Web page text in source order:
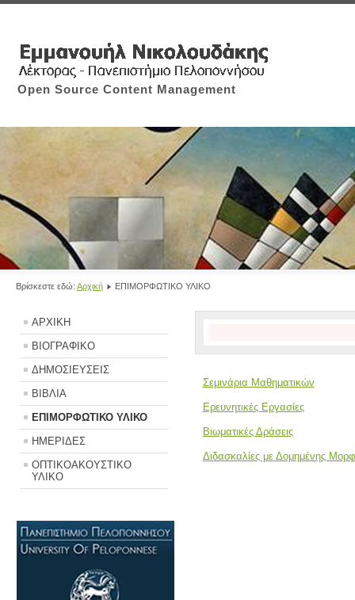
Open Source Content Management
Βρίσκεστε εδώ: Αρχική ΕΠΙΜΟΡΦΩΤΙΚΟ ΥΛΙΚΟ
ΑΡΧΙΚΗ
ΒΙΟΓΡΑΦΙΚΟ
ΔΗΜΟΣΙΕΥΣΕΙΣ
ΒΙΒΛΙΑ
ΕΠΙΜΟΡΦΩΤΙΚΟ ΥΛΙΚΟ
ΗΜΕΡΙΔΕΣ
ΟΠΤΙΚΟΑΚΟΥΣΤΙΚΟ
ΥΛΙΚΟ
Σεμινάρια Μαθηματικών
Ερευνητικές Εργασίες
Βιωματικές Δράσεις
Διδασκαλίες με Δομημένης